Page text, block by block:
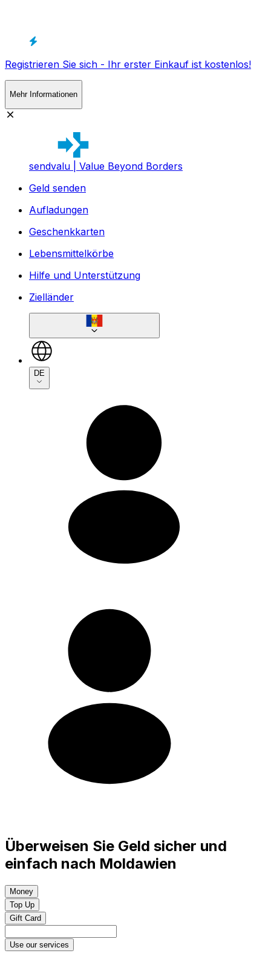
Registrieren Sie sich - Ihr erster Einkauf ist kostenlos!
Mehr Informationen
sendvalu | Value Beyond Borders
Geld senden
Aufladungen
Geschenkkarten
Lebensmittelkörbe
Hilfe und Unterstützung
Zielländer
DE
Überweisen Sie Geld sicher und
einfach nach Moldawien
Money
Top Up
Gift Card
Use our services